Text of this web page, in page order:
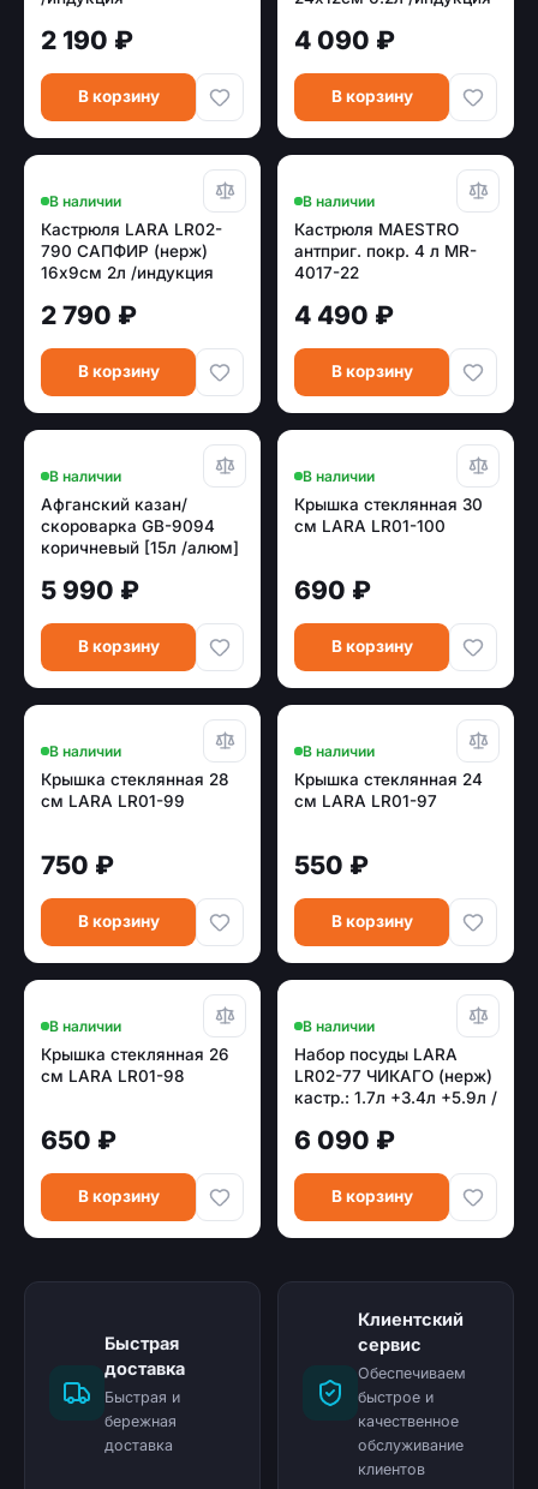
2 190 ₽
В корзину
4 090 ₽
В корзину
В наличии
Кастрюля LARA LR02-
790 САПФИР (нерж)
16x9см 2л /индукция
2 790 ₽
В корзину
В наличии
Кастрюля MAESTRO
антприг. покр. 4 л MR-
4017-22
4 490 ₽
В корзину
В наличии
Афганский казан/
скороварка GB-9094
коричневый [15л /алюм]
5 990 ₽
В корзину
В наличии
Крышка стеклянная 30
см LARA LR01-100
690 ₽
В корзину
В наличии
Крышка стеклянная 28
см LARA LR01-99
750 ₽
В корзину
В наличии
Крышка стеклянная 24
см LARA LR01-97
550 ₽
В корзину
В наличии
Крышка стеклянная 26
см LARA LR01-98
650 ₽
В корзину
В наличии
Набор посуды LARA
LR02-77 ЧИКАГО (нерж)
кастр.: 1.7л +3.4л +5.9л /
6 090 ₽
В корзину
Быстрая
доставка
Быстрая и
бережная
доставка
Клиентский
сервис
Обеспечиваем
быстрое и
качественное
обслуживание
клиентов